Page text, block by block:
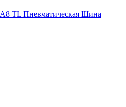
TL Пневматическая Шина